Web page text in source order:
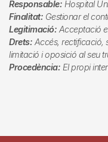
Responsable: Hospital
Finalitat: Gestionar el
Legitimació: Acceptació
Drets: Accés, rectificació,
limitació i oposició al seu
Procedència: El propi